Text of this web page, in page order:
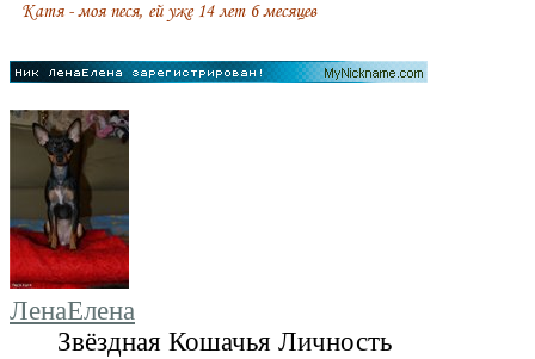
ЛенаЕлена
Звёздная Кошачья Личность